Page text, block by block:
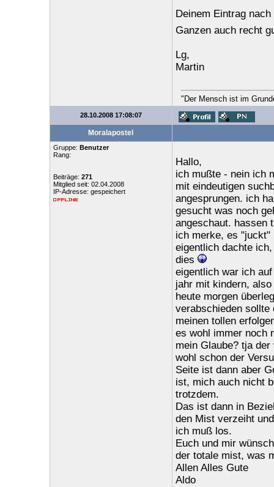
Deinem Eintrag
Ganzen auch recht
Lg,
Martin
"Der Mensch ist im
28.10.2008 17:08:07
Moralapostel
Gruppe: Benutzer
Rang:
Beiträge: 271
Mitglied seit: 02.04.2008
IP-Adresse: gespeichert
Hallo,
ich mußte - nein ich
mit eindeutigen
angesprungen. ich
gesucht was noch
angeschaut. hassen
ich merke, es "juckt"
eigentlich dachte
dies
eigentlich war ich
jahr mit kindern,
heute morgen
verabschieden sollte
meinen tollen
es wohl immer noch
mein Glaube? tja
wohl schon der
Seite ist dann aber
ist, mich auch nicht
trotzdem.
Das ist dann in
den Mist verzeiht
ich muß los.
Euch und mir
der totale mist, was
Allen Alles Gute
Aldo